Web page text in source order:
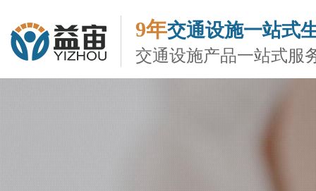
9年交通设施一站式
交通设施产品一站式服